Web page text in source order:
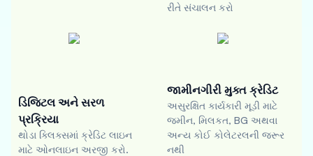
રીતે સંચાલન કરો
ડિજિટલ અને સરળ
પ્રક્રિયા
થોડા ક્લિક્સમાં ક્રેડિટ લાઇન
માટે ઓનલાઇન અરજી કરો.
જામીનગીરી મુક્ત ક્રેડિટ
અસુરક્ષિત કાર્યકારી મૂડી માટે
જમીન, મિલકત, BG અથવા
અન્ય કોઈ કોલેટરલની જરૂર
નથી